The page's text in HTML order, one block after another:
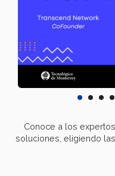
Conoce a los
soluciones, eligiendo